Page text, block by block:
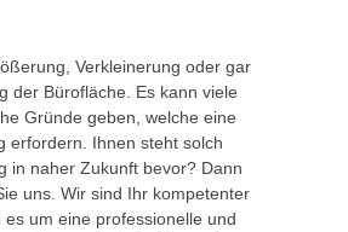
Verkleinerung oder gar
der Bürofläche. Es kann viele
Gründe geben, welche eine
erfordern. Ihnen steht solch
in naher Zukunft bevor? Dann
uns. Wir sind Ihr kompetenter
es um eine professionelle und